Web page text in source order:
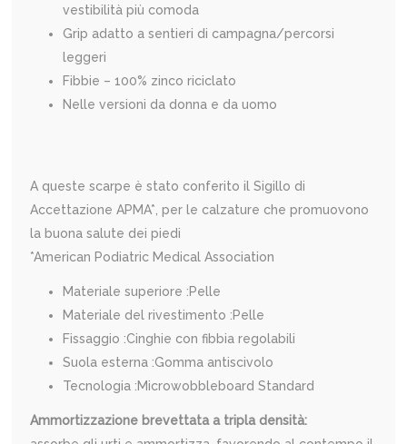
vestibilità più comoda
Grip adatto a sentieri di campagna/percorsi
leggeri
Fibbie – 100% zinco riciclato
Nelle versioni da donna e da uomo
A queste scarpe è stato conferito il Sigillo di
Accettazione APMA*, per le calzature che promuovono
la buona salute dei piedi
*American Podiatric Medical Association
Materiale superiore:Pelle
Materiale del rivestimento:Pelle
Fissaggio:Cinghie con fibbia regolabili
Suola esterna:Gomma antiscivolo
Tecnologia:Microwobbleboard Standard
Ammortizzazione brevettata a tripla densità: